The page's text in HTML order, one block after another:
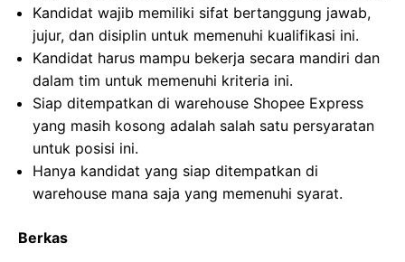
Kandidat wajib memiliki sifat bertanggung jawab,
jujur, dan disiplin untuk memenuhi kualifikasi ini.
Kandidat harus mampu bekerja secara mandiri dan
dalam tim untuk memenuhi kriteria ini.
Siap ditempatkan di warehouse Shopee Express
yang masih kosong adalah salah satu persyaratan
untuk posisi ini.
Hanya kandidat yang siap ditempatkan di
warehouse mana saja yang memenuhi syarat.
Berkas